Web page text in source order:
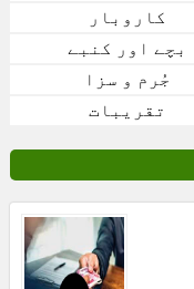
کاروبار
بچے اور کنبے
جُرم و سزا
تقریبات